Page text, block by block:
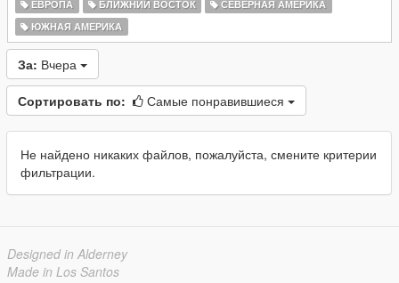
ЕВРОПА
БЛИЖНИЙ ВОСТОК
СЕВЕРНАЯ АМЕРИКА
ЮЖНАЯ АМЕРИКА
За: Вчера
Сортировать по: Самые понравившиеся
Не найдено никаких файлов, пожалуйста, смените критерии
фильтрации.
Designed in Alderney
Made in Los Santos